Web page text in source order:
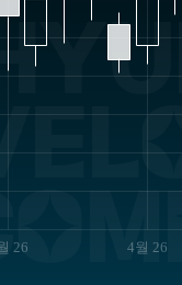
26 4월 26